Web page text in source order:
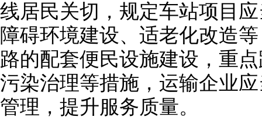
线居民关切，规定车站项目
障碍环境建设、适老化改造
路的配套便民设施建设，重
污染治理等措施，运输企业
管理，提升服务质量。